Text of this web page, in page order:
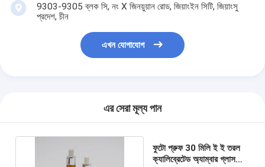
9303-9305 ব্লক সি, নং X জিনয়ুয়ান রোড, জিয়াংইন সিটি, জিয়াংসু
প্রদেশ, চীন
এখন যোগাযোগ
এর সেরা মূল্য পান
ফুটো প্রুফ 30 মিলি ই ই তরল
ক্যালিব্রেটেড অ্যাম্বার গ্লাস